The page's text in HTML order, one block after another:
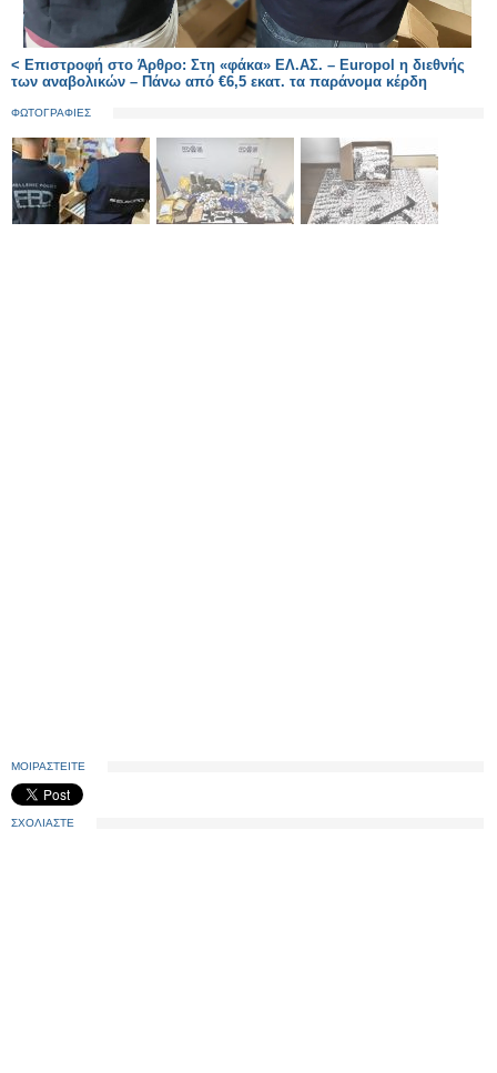
< Επιστροφή στο Άρθρο: Στη «φάκα» ΕΛ.ΑΣ. – Europol η διεθνής
των αναβολικών – Πάνω από €6,5 εκατ. τα παράνομα κέρδη
ΦΩΤΟΓΡΑΦΙΕΣ
ΜΟΙΡΑΣΤΕΙΤΕ
ΣΧΟΛΙΑΣΤΕ